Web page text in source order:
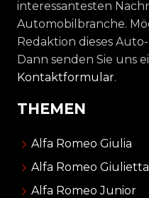
interessantesten
Automobilbranche.
Redaktion dieses
Dann senden Sie uns
Kontaktformular.
THEMEN
Alfa Romeo Giulia
Alfa Romeo Giulietta
Alfa Romeo Junior